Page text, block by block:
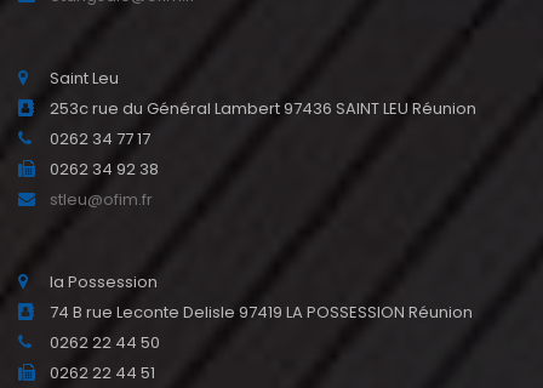
Saint Leu
253c rue du Général Lambert 97436 SAINT LEU Réunion
0262 34 77 17
0262 34 92 38
stleu@ofim.fr
la Possession
74 B rue Leconte Delisle 97419 LA POSSESSION Réunion
0262 22 44 50
0262 22 44 51